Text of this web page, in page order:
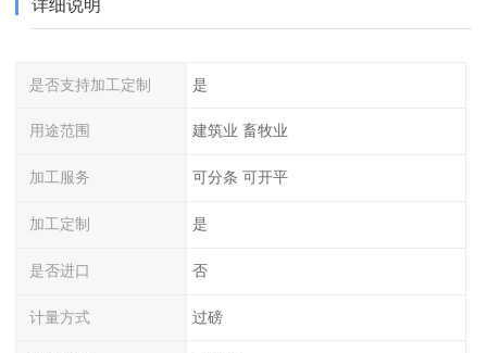
详细说明
是否支持加工定制 是
用途范围 建筑业 畜牧业
加工服务 可分条 可开平
加工定制 是
是否进口 否
计量方式 过磅